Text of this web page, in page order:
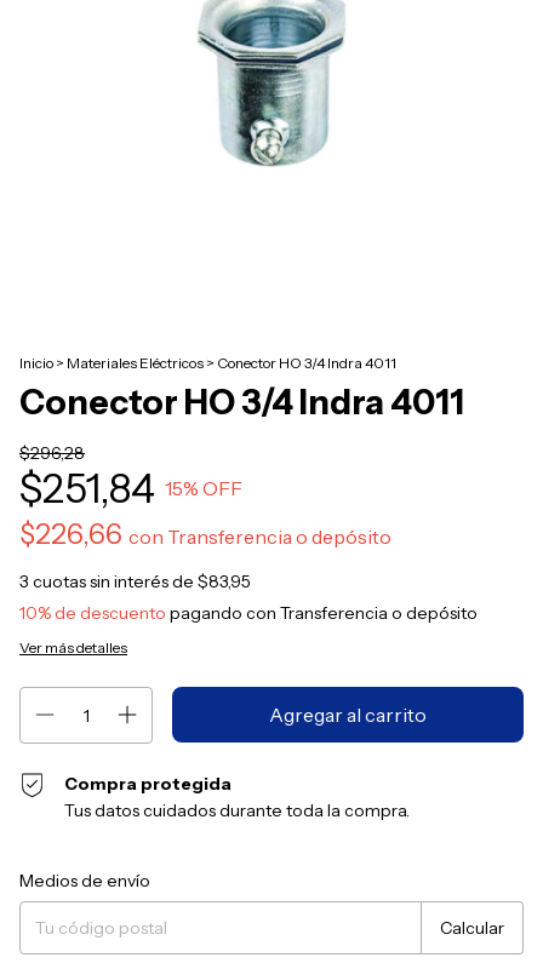
Inicio > Materiales Eléctricos > Conector HO 3/4 Indra 4011
Conector HO 3/4 Indra 4011
$296,28
$251,84 15% OFF
$226,66 con Transferencia o depósito
3 cuotas sin interés de $83,95
10% de descuento pagando con Transferencia o depósito
Ver más detalles
Compra protegida
Tus datos cuidados durante toda la compra.
Entregas para el CP:
Medios de envío
Calcular